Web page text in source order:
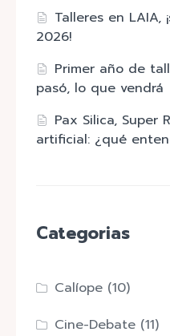
Talleres en LAIA,
2026!
Primer año de
pasó, lo que vendrá
Pax Silica, Super
artificial: ¿qué
Categorias
Calíope (10)
Cine-Debate (11)